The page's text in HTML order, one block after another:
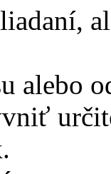
alebo